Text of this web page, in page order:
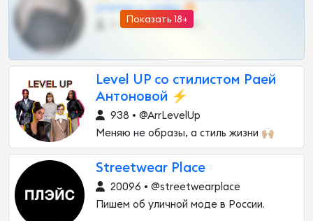
Показать 18+
утечки и сливы 🔥
0 •
Level UP со стилистом Раей
Антоновой ⚡️
938 • @ArrLevelUp
Меняю не образы, а стиль жизни 🙌🏼
Streetwear Place
20096 • @streetwearplace
Пишем об уличной моде в России.